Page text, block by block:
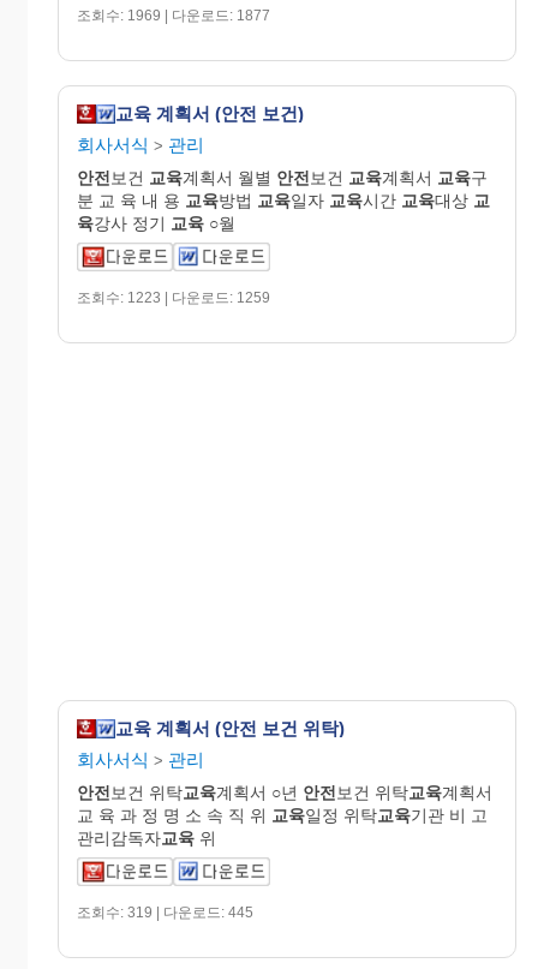
조회수: 1969 | 다운로드: 1877
교육 계획서 (안전 보건)
회사서식 > 관리
안전보건 교육계획서 월별 안전보건 교육계획서 교육구
분 교 육 내 용 교육방법 교육일자 교육시간 교육대상 교
육강사 정기 교육 ○월
조회수: 1223 | 다운로드: 1259
교육 계획서 (안전 보건 위탁)
회사서식 > 관리
안전보건 위탁교육계획서 ○년 안전보건 위탁교육계획서
교 육 과 정 명 소 속 직 위 교육일정 위탁교육기관 비 고
관리감독자교육 위
조회수: 319 | 다운로드: 445